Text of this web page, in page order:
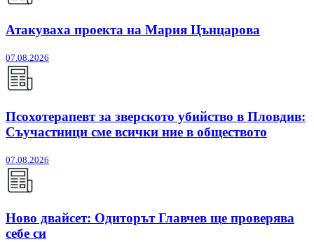
Атакуваха проекта на Мария Цънцарова
07.08.2026
Псохотерапевт за зверското убийство в Пловдив:
Съучастници сме всички ние в обществото
07.08.2026
Ново двайсет: Одиторът Главчев ще проверява
себе си